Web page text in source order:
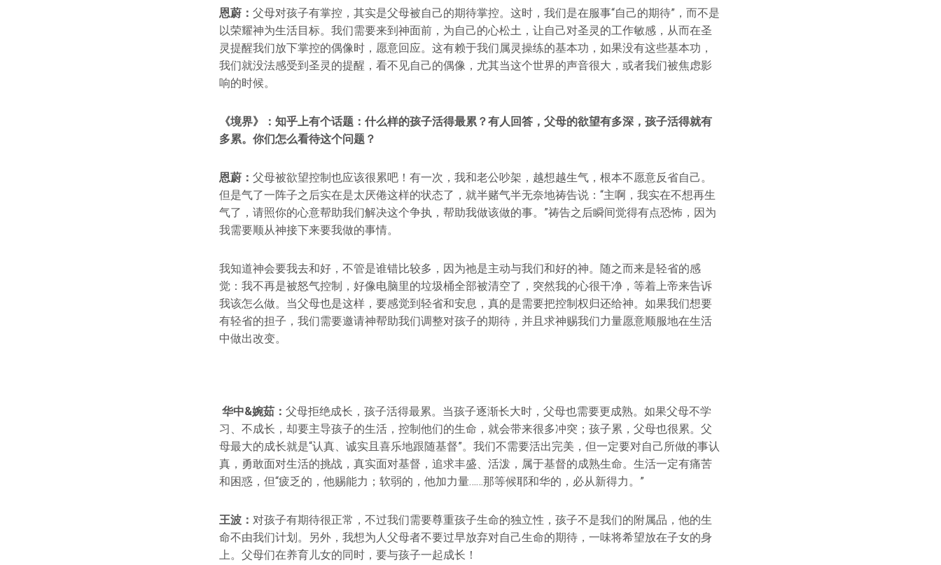
恩蔚： 父母对孩子有掌控，其实是父母被自己的期待掌控。这时，我们是在服事“自己的期待”，而不是
以荣耀神为生活目标。我们需要来到神面前，为自己的心松土，让自己对圣灵的工作敏感，从而在圣
灵提醒我们放下掌控的偶像时，愿意回应。这有赖于我们属灵操练的基本功，如果没有这些基本功，
我们就没法感受到圣灵的提醒，看不见自己的偶像，尤其当这个世界的声音很大，或者我们被焦虑影
响的时候。
《境界》：知乎上有个话题：什么样的孩子活得最累？有人回答，父母的欲望有多深，孩子活得就有
多累。你们怎么看待这个问题？
恩蔚： 父母被欲望控制也应该很累吧！有一次，我和老公吵架，越想越生气，根本不愿意反省自己。
但是气了一阵子之后实在是太厌倦这样的状态了，就半赌气半无奈地祷告说：“主啊，我实在不想再生
气了，请照你的心意帮助我们解决这个争执，帮助我做该做的事。”祷告之后瞬间觉得有点恐怖，因为
我需要顺从神接下来要我做的事情。
我知道神会要我去和好，不管是谁错比较多，因为祂是主动与我们和好的神。随之而来是轻省的感
觉：我不再是被怒气控制，好像电脑里的垃圾桶全部被清空了，突然我的心很干净，等着上帝来告诉
我该怎么做。当父母也是这样，要感觉到轻省和安息，真的是需要把控制权归还给神。如果我们想要
有轻省的担子，我们需要邀请神帮助我们调整对孩子的期待，并且求神赐我们力量愿意顺服地在生活
中做出改变。
华中&婉茹： 父母拒绝成长，孩子活得最累。当孩子逐渐长大时，父母也需要更成熟。如果父母不学
习、不成长，却要主导孩子的生活，控制他们的生命，就会带来很多冲突；孩子累，父母也很累。父
母最大的成长就是“认真、诚实且喜乐地跟随基督”。我们不需要活出完美，但一定要对自己所做的事认
真，勇敢面对生活的挑战，真实面对基督，追求丰盛、活泼，属于基督的成熟生命。生活一定有痛苦
和困惑，但“疲乏的，他赐能力；软弱的，他加力量……那等候耶和华的，必从新得力。”
王波： 对孩子有期待很正常，不过我们需要尊重孩子生命的独立性，孩子不是我们的附属品，他的生
命不由我们计划。另外，我想为人父母者不要过早放弃对自己生命的期待，一味将希望放在子女的身
上。父母们在养育儿女的同时，要与孩子一起成长！